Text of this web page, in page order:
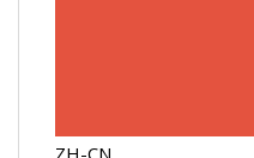
ZH-CN